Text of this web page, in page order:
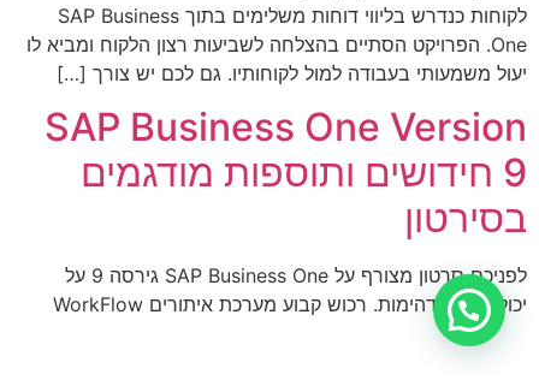
לקוחות כנדרש בליווי דוחות משלימים בתוך SAP Business
One. הפרויקט הסתיים בהצלחה לשביעות רצון הלקוח ומביא לו
יעול משמעותי בעבודה למול לקוחותיו. גם לכם יש צורך […]
SAP Business One Version
9 חידושים ותוספות מודגמים
בסירטון
לפניכם סרטון מצורף על SAP Business One גירסה 9 על
יכולתיה המדהימות. רכוש קבוע מערכת איתורים WorkFlow